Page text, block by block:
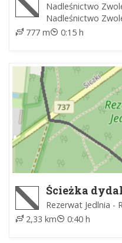
Nadleśnictwo
Nadleśnictwo
777 m
0:15 h
Ścieżka
Rezerwat Jedlnia -
2,33 km
0:40 h